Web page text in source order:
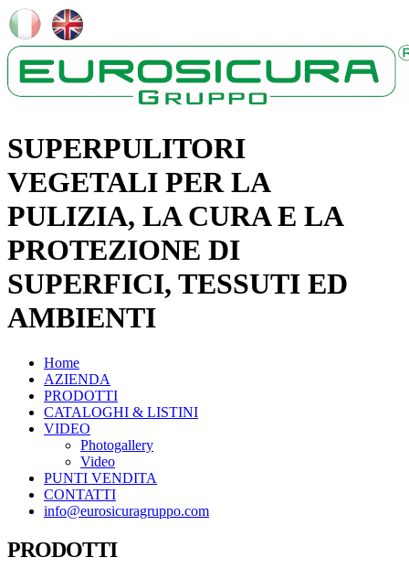
SUPERPULITORI
VEGETALI PER LA
PULIZIA, LA CURA E LA
PROTEZIONE DI
SUPERFICI, TESSUTI ED
AMBIENTI
Home
AZIENDA
PRODOTTI
CATALOGHI & LISTINI
VIDEO
Photogallery
Video
PUNTI VENDITA
CONTATTI
info@eurosicuragruppo.com
PRODOTTI